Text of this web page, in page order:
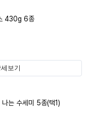
430g 6종
보기
는 수세미 5종(택1)